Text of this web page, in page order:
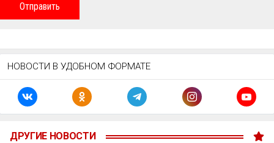
Отправить
НОВОСТИ В УДОБНОМ ФОРМАТЕ
ДРУГИЕ НОВОСТИ